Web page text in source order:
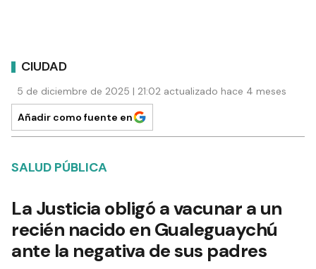
CIUDAD
5 de diciembre de 2025 | 21:02 actualizado hace 4 meses
Añadir como fuente en
SALUD PÚBLICA
La Justicia obligó a vacunar a un
recién nacido en Gualeguaychú
ante la negativa de sus padres